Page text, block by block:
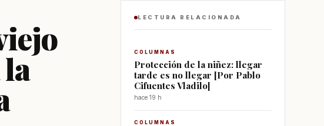
LECTURA RELACIONADA
COLUMNAS
Protección de la niñez: llegar
tarde es no llegar [Por Pablo
Cifuentes Vladilo]
hace 19 h
COLUMNAS